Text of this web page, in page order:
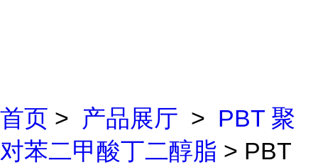
首页 > 产品展厅 > PBT 聚
对苯二甲酸丁二醇脂 > PBT